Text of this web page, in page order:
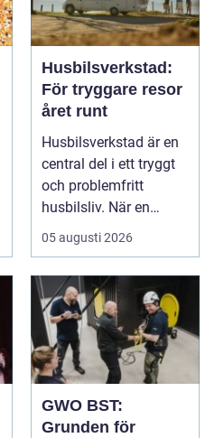
Husbilsverkstad:
För tryggare resor
året runt
Husbilsverkstad är en
central del i ett tryggt
och problemfritt
husbilsliv. När en
husbil ...
05 augusti 2026
GWO BST:
Grunden för